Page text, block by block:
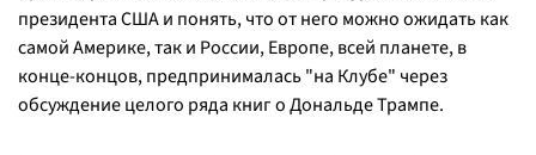
президента США и понять, что от него можно ожидать как
самой Америке, так и России, Европе, всей планете, в
конце-концов, предпринималась "на Клубе" через
обсуждение целого ряда книг о Дональде Трампе.